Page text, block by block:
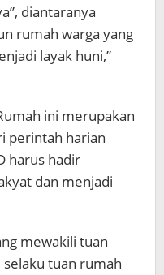
diantaranya
rumah warga yang
layak huni,”
ini merupakan
perintah harian
harus hadir
dan menjadi
mewakili tuan
tuan rumah